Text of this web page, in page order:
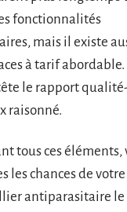
fonctionnalités
mais il existe
à tarif abordable.
le rapport
raisonné.
tous ces éléments,
les chances de
antiparasitaire le